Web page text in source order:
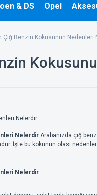
& DS Opel
Çiğ Benzin Kokusunun Nedenleri
Nelerdir Arabanızda çiğ
İşte bu kokunun olası
Nelerdir